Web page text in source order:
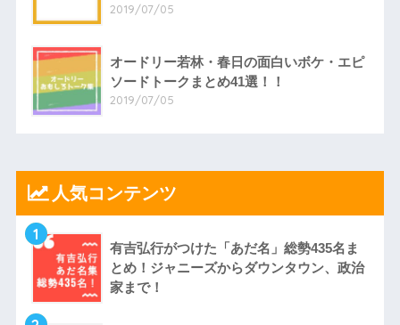
2019/07/05
オードリー若林・春日の面白いボケ・エピ
ソードトークまとめ41選！！
2019/07/05
人気コンテンツ
1
有吉弘行がつけた「あだ名」総勢435名ま
とめ！ジャニーズからダウンタウン、政治
家まで！